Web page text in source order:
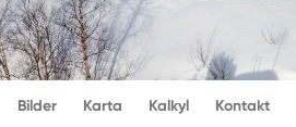
Bilder Karta Kalkyl Kontakt